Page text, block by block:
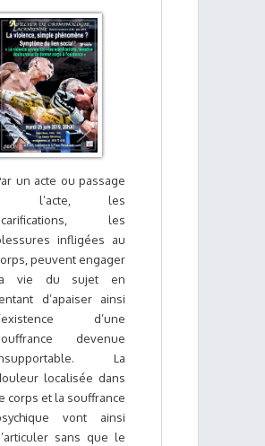
un acte ou passage
l’acte, les
les
infligées au
peuvent engager
vie du sujet en
d’apaiser ainsi
d’une
devenue
La
localisée dans
corps et la souffrance
vont ainsi
sans que le